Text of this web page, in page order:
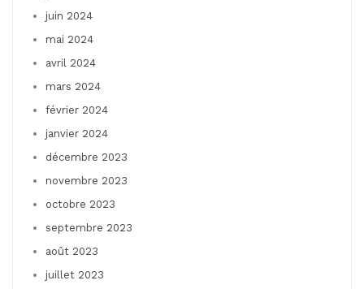
juin 2024
mai 2024
avril 2024
mars 2024
février 2024
janvier 2024
décembre 2023
novembre 2023
octobre 2023
septembre 2023
août 2023
juillet 2023